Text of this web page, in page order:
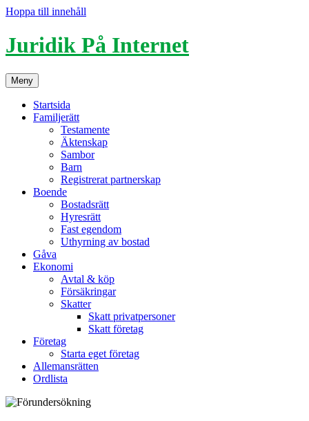
Hoppa till innehåll
Juridik På Internet
Meny
Startsida
Familjerätt
Testamente
Äktenskap
Sambor
Barn
Registrerat partnerskap
Boende
Bostadsrätt
Hyresrätt
Fast egendom
Uthyrning av bostad
Gåva
Ekonomi
Avtal & köp
Försäkringar
Skatter
Skatt privatpersoner
Skatt företag
Företag
Starta eget företag
Allemansrätten
Ordlista